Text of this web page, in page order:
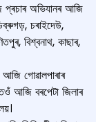
প্ৰচাৰ অভিযানৰ আজি
চৰাইদেউ,
বিশ্বনাথ, কাছাৰ,
আজি গোৱালপাৰাৰ
আজি বৰপেটা জিলাৰ